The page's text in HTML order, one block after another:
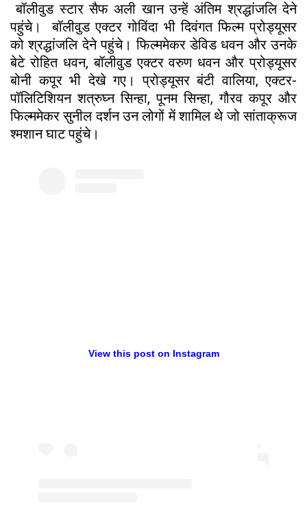
बॉलीवुड स्टार सैफ अली खान उन्हें अंतिम श्रद्धांजलि देने
पहुंचे। बॉलीवुड एक्टर गोविंदा भी दिवंगत फिल्म प्रोड्यूसर
को श्रद्धांजलि देने पहुंचे। फिल्ममेकर डेविड धवन और उनके
बेटे रोहित धवन, बॉलीवुड एक्टर वरुण धवन और प्रोड्यूसर
बोनी कपूर भी देखे गए। प्रोड्यूसर बंटी वालिया, एक्टर-
पॉलिटिशियन शत्रुघ्न सिन्हा, पूनम सिन्हा, गौरव कपूर और
फिल्ममेकर सुनील दर्शन उन लोगों में शामिल थे जो सांताक्रूज
श्मशान घाट पहुंचे।
View this post on Instagram